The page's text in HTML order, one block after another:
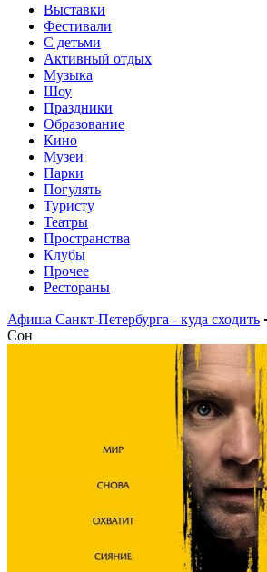
Выставки
Фестивали
С детьми
Активный отдых
Музыка
Шоу
Праздники
Образование
Кино
Музеи
Парки
Погулять
Туристу
Театры
Пространства
Клубы
Прочее
Рестораны
Афиша Санкт-Петербурга - куда сходить
Сон